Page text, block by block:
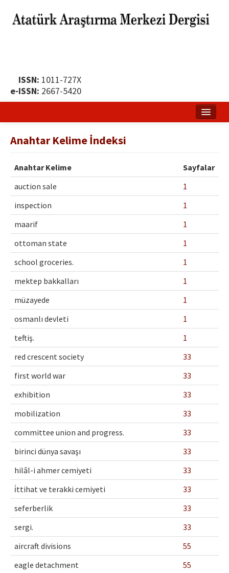
ISSN: 1011-727X
e-ISSN: 2667-5420
Yayın Politikası
Dergi Kurulları
Yayın İlkeleri
Etik İlkeler
Yazar Rehberi
Hakem Rehberi
İletişim
Anahtar Kelime İndeksi
Anahtar Kelime
Sayfalar
auction sale
1
inspection
1
maarif
1
ottoman state
1
school groceries.
1
mektep bakkalları
1
müzayede
1
osmanlı devleti
1
teftiş.
1
red crescent society
33
first world war
33
exhibition
33
mobilization
33
committee union and progress.
33
birinci dünya savaşı
33
hilâl-i ahmer cemiyeti
33
i̇ttihat ve terakki cemiyeti
33
seferberlik
33
sergi.
33
aircraft divisions
55
eagle detachment
55